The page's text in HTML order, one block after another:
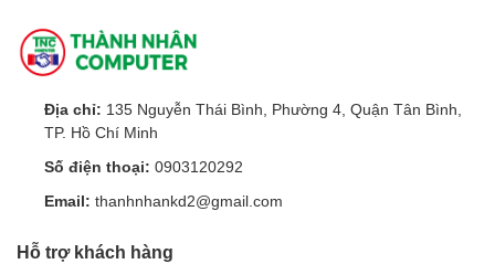
6. Bảo vệ quá áp RS485 350W
Địa chỉ: 135 Nguyễn Thái Bình, Phường 4, Quận Tân Bình,
TP. Hồ Chí Minh
Số điện thoại: 0903120292
Email: thanhnhankd2@gmail.com
Hỗ trợ khách hàng